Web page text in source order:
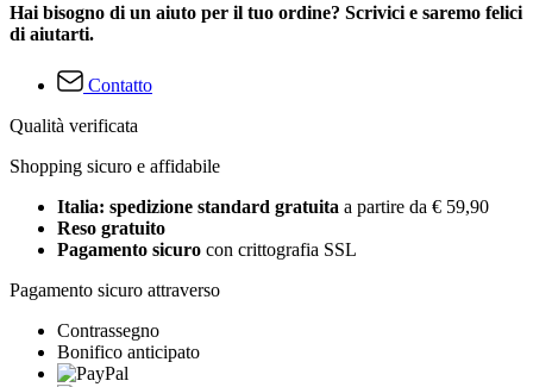
Hai bisogno di un aiuto per il tuo ordine? Scrivici e saremo felici
di aiutarti.
Contatto
Qualità verificata
Shopping sicuro e affidabile
Italia: spedizione standard gratuita a partire da € 59,90
Reso gratuito
Pagamento sicuro con crittografia SSL
Pagamento sicuro attraverso
Contrassegno
Bonifico anticipato